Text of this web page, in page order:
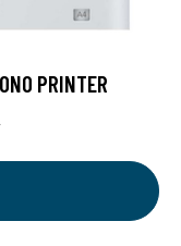
PRINTER